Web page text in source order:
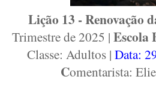
Lição 13 - Renovação
Trimestre de 2025 | Escola
Classe: Adultos | Data:
Comentarista: